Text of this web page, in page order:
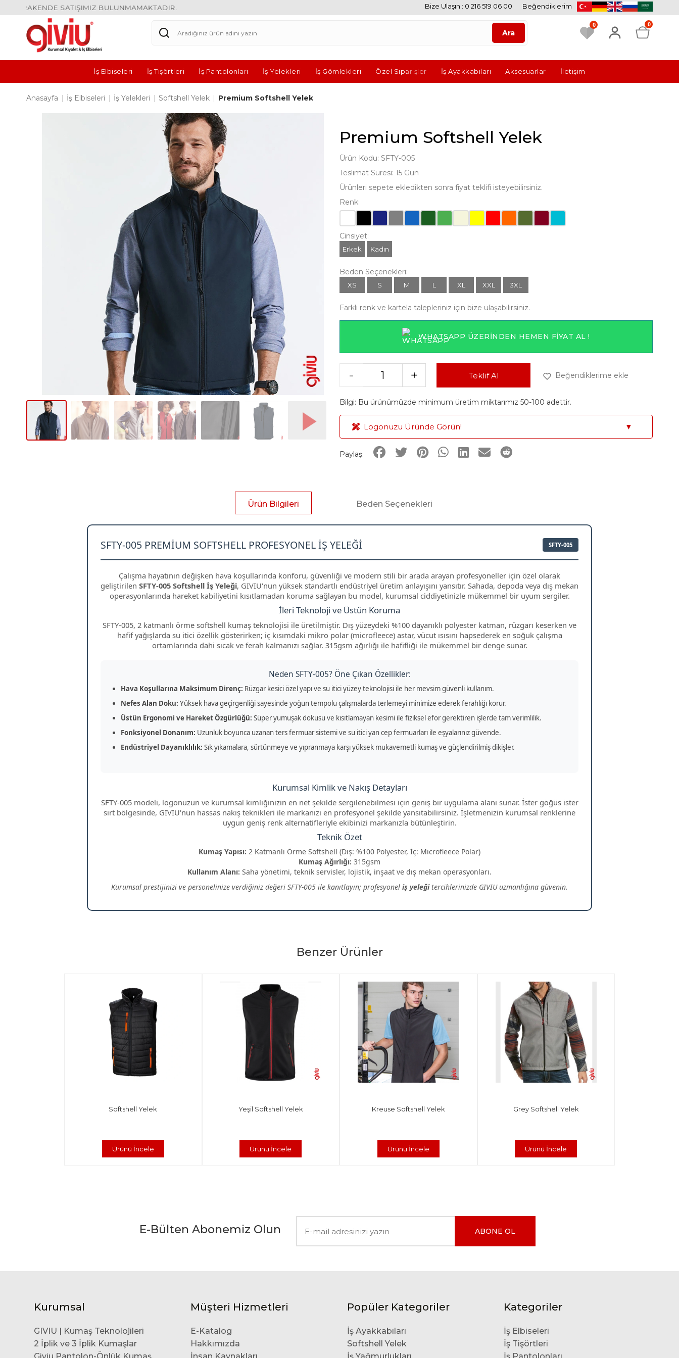
SATIŞIMIZ BULUNMAMAKTADIR. Bize Ulaşın : 0 216 519 06 00 Beğendiklerim
0 0
İş Elbiseleri İş Tişörtleri İş Pantolonları İş Yelekleri İş Gömlekleri Özel Siparişler İş Ayakkabıları Aksesuarlar İletişim
Anasayfa | İş Elbiseleri | İş Yelekleri | Softshell Yelek | Premium Softshell Yelek
Premium Softshell Yelek
Ürün Kodu: SFTY-005
Teslimat Süresi: 15 Gün
Ürünleri sepete ekledikten sonra fiyat teklifi isteyebilirsiniz.
Renk:
Cinsiyet:
Erkek Kadın
Beden Seçenekleri:
XS S M L XL XXL 3XL
Farklı renk ve kartela talepleriniz için bize ulaşabilirsiniz.
WHATSAPP ÜZERINDEN HEMEN FIYAT AL !
- + Teklif Al Beğendiklerime ekle
Bilgi: Bu ürünümüzde minimum üretim miktarımız 50-100 adettir.
Logonuzu Üründe Görün! ▼
Paylaş:
Ürün Bilgileri Beden Seçenekleri
SFTY-005 PREMIUM SOFTSHELL PROFESYONEL İŞ YELEĞI SFTY-005
Çalışma hayatının değişken hava koşullarında konforu, güvenliği ve modern stili bir arada arayan profesyoneller için özel olarak
geliştirilen SFTY-005 Softshell İş Yeleği, GIVIU'nun yüksek standartlı endüstriyel üretim anlayışını yansıtır. Sahada, depoda veya dış mekan
operasyonlarında hareket kabiliyetini kısıtlamadan koruma sağlayan bu model, kurumsal ciddiyetinizle mükemmel bir uyum sergiler.
İleri Teknoloji ve Üstün Koruma
SFTY-005, 2 katmanlı örme softshell kumaş teknolojisi ile üretilmiştir. Dış yüzeydeki %100 dayanıklı polyester katman, rüzgarı keserken ve
hafif yağışlarda su itici özellik gösterirken; iç kısımdaki mikro polar (microfleece) astar, vücut ısısını hapsederek en soğuk çalışma
ortamlarında dahi sıcak ve ferah kalmanızı sağlar. 315gsm ağırlığı ile hafifliği ile mükemmel bir denge sunar.
Neden SFTY-005? Öne Çıkan Özellikler:
Hava Koşullarına Maksimum Direnç: Rüzgar kesici özel yapı ve su itici yüzey teknolojisi ile her mevsim güvenli kullanım.
Nefes Alan Doku: Yüksek hava geçirgenliği sayesinde yoğun tempolu çalışmalarda terlemeyi minimize ederek ferahlığı korur.
Üstün Ergonomi ve Hareket Özgürlüğü: Süper yumuşak dokusu ve kısıtlamayan kesimi ile fiziksel efor gerektiren işlerde tam verimlilik.
Fonksiyonel Donanım: Uzunluk boyunca uzanan ters fermuar sistemi ve su itici yan cep fermuarları ile eşyalarınız güvende.
Endüstriyel Dayanıklılık: Sık yıkamalara, sürtünmeye ve yıpranmaya karşı yüksek mukavemetli kumaş ve güçlendirilmiş dikişler.
Kurumsal Kimlik ve Nakış Detayları
SFTY-005 modeli, logonuzun ve kurumsal kimliğinizin en net şekilde sergilenebilmesi için geniş bir uygulama alanı sunar. İster göğüs ister
sırt bölgesinde, GIVIU'nun hassas nakış teknikleri ile markanızı en profesyonel şekilde yansıtabilirsiniz. İşletmenizin kurumsal renklerine
uygun geniş renk alternatifleriyle ekibinizi markanızla bütünleştirin.
Teknik Özet
Kumaş Yapısı: 2 Katmanlı Örme Softshell (Dış: %100 Polyester, İç: Microfleece Polar)
Kumaş Ağırlığı: 315gsm
Kullanım Alanı: Saha yönetimi, teknik servisler, lojistik, inşaat ve dış mekan operasyonları.
Kurumsal prestijinizi ve personelinize verdiğiniz değeri SFTY-005 ile kanıtlayın; profesyonel iş yeleğitercihlerinizde GIVIU uzmanlığına güvenin.
Benzer Ürünler
Softshell Yelek
Ürünü İncele
Yeşil Softshell Yelek
Ürünü İncele
Kreuse Softshell Yelek
Ürünü İncele
Grey Softshell Yelek
Ürünü İncele
E-Bülten Abonemiz Olun ABONE OL
Kurumsal
GIVIU | Kumaş Teknolojileri
2 İplik ve 3 İplik Kumaşlar
Müşteri Hizmetleri
E-Katalog
Hakkımızda
Popüler Kategoriler
İş Ayakkabıları
Softshell Yelek
Kategoriler
İş Elbiseleri
İş Tişörtleri